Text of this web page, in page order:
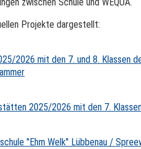
Projekte dargestellt:
2026 mit den 7. und 8. Klassen
2025/2026 mit den 7.
"Ehm Welk" Lübbenau /